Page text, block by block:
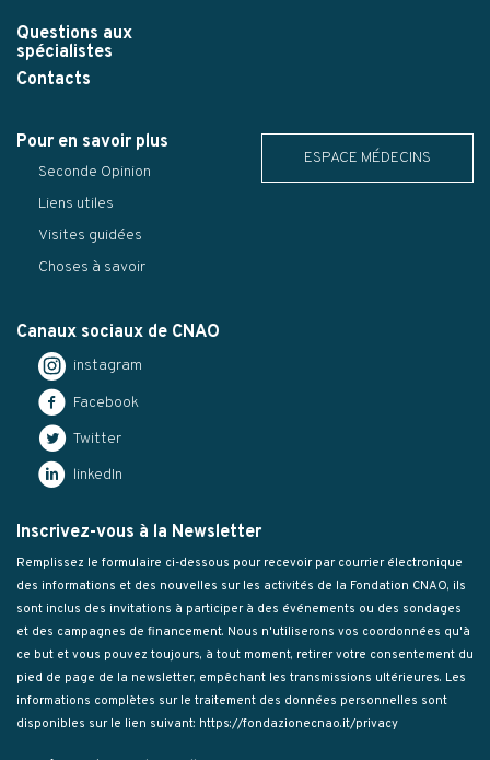
Questions aux
spécialistes
Contacts
Pour en savoir plus
Seconde Opinion
Liens utiles
Visites guidées
Choses à savoir
Canaux sociaux de CNAO
instagram
Facebook
Twitter
linkedIn
ESPACE MÉDECINS
Inscrivez-vous à la Newsletter
Remplissez le formulaire ci-dessous pour recevoir par courrier électronique
des informations et des nouvelles sur les activités de la Fondation CNAO, ils
sont inclus des invitations à participer à des événements ou des sondages
et des campagnes de financement. Nous n'utiliserons vos coordonnées qu'à
ce but et vous pouvez toujours, à tout moment, retirer votre consentement du
pied de page de la newsletter, empêchant les transmissions ultérieures. Les
informations complètes sur le traitement des données personnelles sont
disponibles sur le lien suivant: https://fondazionecnao.it/privacy